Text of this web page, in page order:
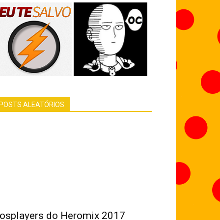
POSTS ALEATÓRIOS
do Heromix 2017